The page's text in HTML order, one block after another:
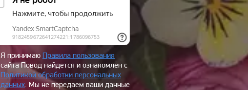
Я принимаю
Правила пользования
сайта Повод найдется и ознакомлен с
Политикой обработки персональных
данных. Мы не передаем ваши данные